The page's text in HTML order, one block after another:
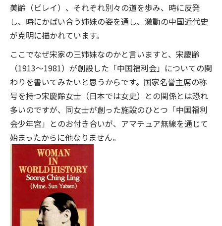
美齢（ビレイ）、それぞれ別々の道を歩み、時に反発
し、時にかばい合う姉妹の姿を通し、激動の中国近代史
が克明に描かれています。
ここでなぜ宋家の三姉妹なのかと言いますと、宋慶齢
（1913～1981）が創設した「中国福利会」についての関
わりを書いてみたいと思うからです。国家名誉主席の称
号を持つ宋慶齢女士（日本では女史）との関係とは恐れ
多いのですが、同女士が創った施設のひとつ「中国福利
会少年宮」とのお付き合いが、アマチュア無線を通じて
始まったからに他なりません。